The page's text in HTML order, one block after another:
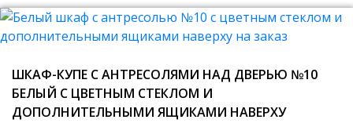
ШКАФ-КУПЕ С АНТРЕСОЛЯМИ НАД ДВЕРЬЮ №10
БЕЛЫЙ С ЦВЕТНЫМ СТЕКЛОМ И
ДОПОЛНИТЕЛЬНЫМИ ЯЩИКАМИ НАВЕРХУ